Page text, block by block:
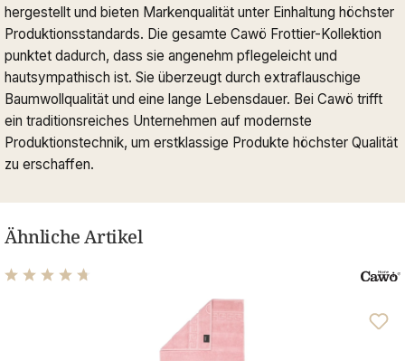
hergestellt und bieten Markenqualität unter Einhaltung höchster
Produktionsstandards. Die gesamte Cawö Frottier-Kollektion
punktet dadurch, dass sie angenehm pflegeleicht und
hautsympathisch ist. Sie überzeugt durch extraflauschige
Baumwollqualität und eine lange Lebensdauer. Bei Cawö trifft
ein traditionsreiches Unternehmen auf modernste
Produktionstechnik, um erstklassige Produkte höchster Qualität
zu erschaffen.
Ähnliche Artikel
Durchschnittliche Bewertung von 4.66 von 5 Sternen